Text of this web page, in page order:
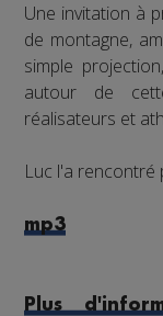
Une invitation à
de montagne,
simple
autour de
réalisateurs et
Luc l'a rencontré
mp3
Plus